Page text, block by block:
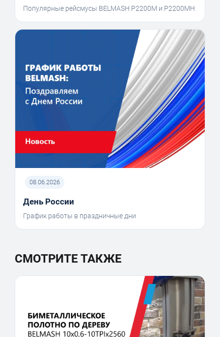
Популярные рейсмусы BELMASH P2200M и P2200MH
08.06.2026
День России
График работы в праздничные дни
СМОТРИТЕ ТАКЖЕ